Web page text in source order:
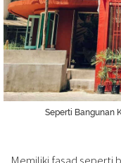
Seperti Bangunan